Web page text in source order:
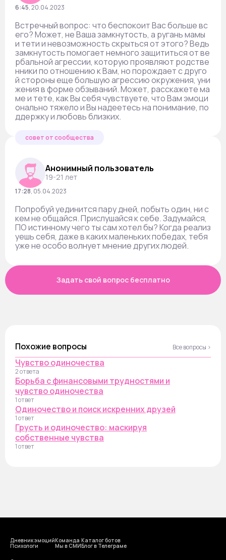
6:45,20.04.2023
Встречный вопрос: что беспокоит Вас больше вс
его? Может, не Ваша замкнутость, а ругань мамы
и тети и невозможность скрыться от этого? Ведь
замкнутость помогает немного защититься от ве
рбальной агрессии, которую проявляют родстве
нники по отношению к Вам, но порождает с друго
й стороны еще большую агрессию окружения, уни
жения в форме обзываний. Может, расскажете ма
ме и тете, как Вы себя чувствуете, что Вам эмоци
онально тяжело и Вы надеетесь на понимание, по
ддержку и любовь близких.
совет от сообщества
Анонимный пользователь
19-21 лет
17:28, 05.04.2023
Попробуй уединится пару дней, побыть один, ни с
кем не общайся. Прислушайся к себе. Задумайся,
ПО истинному чего ты сам хотел бы? Когда реализ
уешь себя, даже в каких маленьких победах, тебя
уже не особо волнует мнение других людей.
Задать свой вопрос бесплатно
Похожие вопросы Все вопросы ›
Чувство одиночества
2 ответа
Борьба с финансовыми трудностями и
чувство одиночества
1 ответ
Одиночество и поиск искренних друзей
1 ответ
Грусть и одиночество: маскируя
собственные чувства
1 ответ
Дневник эмоций
Психологи
Команда
Мы в СМИ
Каталог ботов
Блог в Телеграме